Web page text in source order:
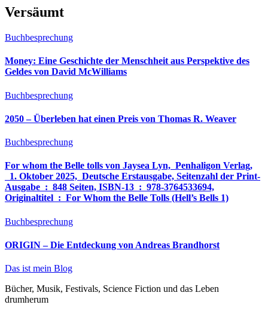
Versäumt
Buchbesprechung
Money: Eine Geschichte der Menschheit aus Perspektive des
Geldes von David McWilliams
Buchbesprechung
2050 – Überleben hat einen Preis von Thomas R. Weaver
Buchbesprechung
For whom the Belle tolls von Jaysea Lyn, ‎ Penhaligon Verlag,
‎ 1. Oktober 2025, ‎ Deutsche Erstausgabe, Seitenzahl der Print-
Ausgabe ‏ : ‎ 848 Seiten, ISBN-13 ‏ : ‎ 978-3764533694,
Originaltitel ‏ : ‎ For Whom the Belle Tolls (Hell’s Bells 1)
Buchbesprechung
ORIGIN – Die Entdeckung von Andreas Brandhorst
Das ist mein Blog
Bücher, Musik, Festivals, Science Fiction und das Leben
drumherum